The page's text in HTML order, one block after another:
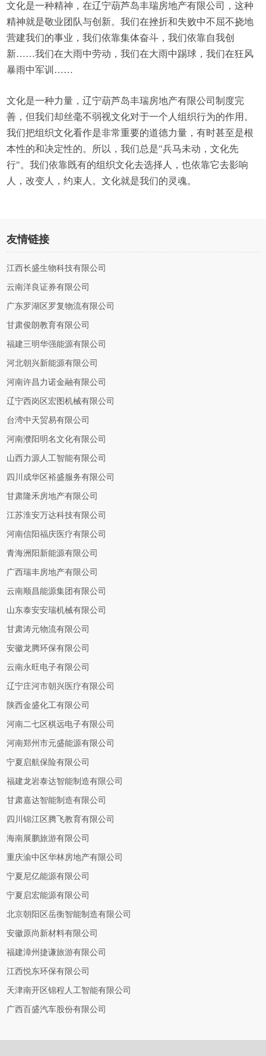
文化是一种精神，在辽宁葫芦岛丰瑞房地产有限公司，这种
精神就是敬业团队与创新。我们在挫折和失败中不屈不挠地
营建我们的事业，我们依靠集体奋斗，我们依靠自我创
新……我们在大雨中劳动，我们在大雨中踢球，我们在狂风
暴雨中军训……
文化是一种力量，辽宁葫芦岛丰瑞房地产有限公司制度完
善，但我们却丝毫不弱视文化对于一个人组织行为的作用。
我们把组织文化看作是非常重要的道德力量，有时甚至是根
本性的和决定性的。所以，我们总是"兵马未动，文化先
行"。我们依靠既有的组织文化去选择人，也依靠它去影响
人，改变人，约束人。文化就是我们的灵魂。
友情链接
江西长盛生物科技有限公司
云南洋良证券有限公司
广东罗湖区罗复物流有限公司
甘肃俊朗教育有限公司
福建三明华强能源有限公司
河北朝兴新能源有限公司
河南许昌力诺金融有限公司
辽宁西岗区宏图机械有限公司
台湾中天贸易有限公司
河南濮阳明名文化有限公司
山西力源人工智能有限公司
四川成华区裕盛服务有限公司
甘肃隆禾房地产有限公司
江苏淮安万达科技有限公司
河南信阳福庆医疗有限公司
青海洲阳新能源有限公司
广西瑞丰房地产有限公司
云南顺昌能源集团有限公司
山东泰安安瑞机械有限公司
甘肃涛元物流有限公司
安徽龙腾环保有限公司
云南永旺电子有限公司
辽宁庄河市朝兴医疗有限公司
陕西金盛化工有限公司
河南二七区棋远电子有限公司
河南郑州市元盛能源有限公司
宁夏启航保险有限公司
福建龙岩泰达智能制造有限公司
甘肃嘉达智能制造有限公司
四川锦江区腾飞教育有限公司
海南展鹏旅游有限公司
重庆渝中区华林房地产有限公司
宁夏尼亿能源有限公司
宁夏启宏能源有限公司
北京朝阳区岳衡智能制造有限公司
安徽原尚新材料有限公司
福建漳州捷谦旅游有限公司
江西悦东环保有限公司
天津南开区锦程人工智能有限公司
广西百盛汽车股份有限公司